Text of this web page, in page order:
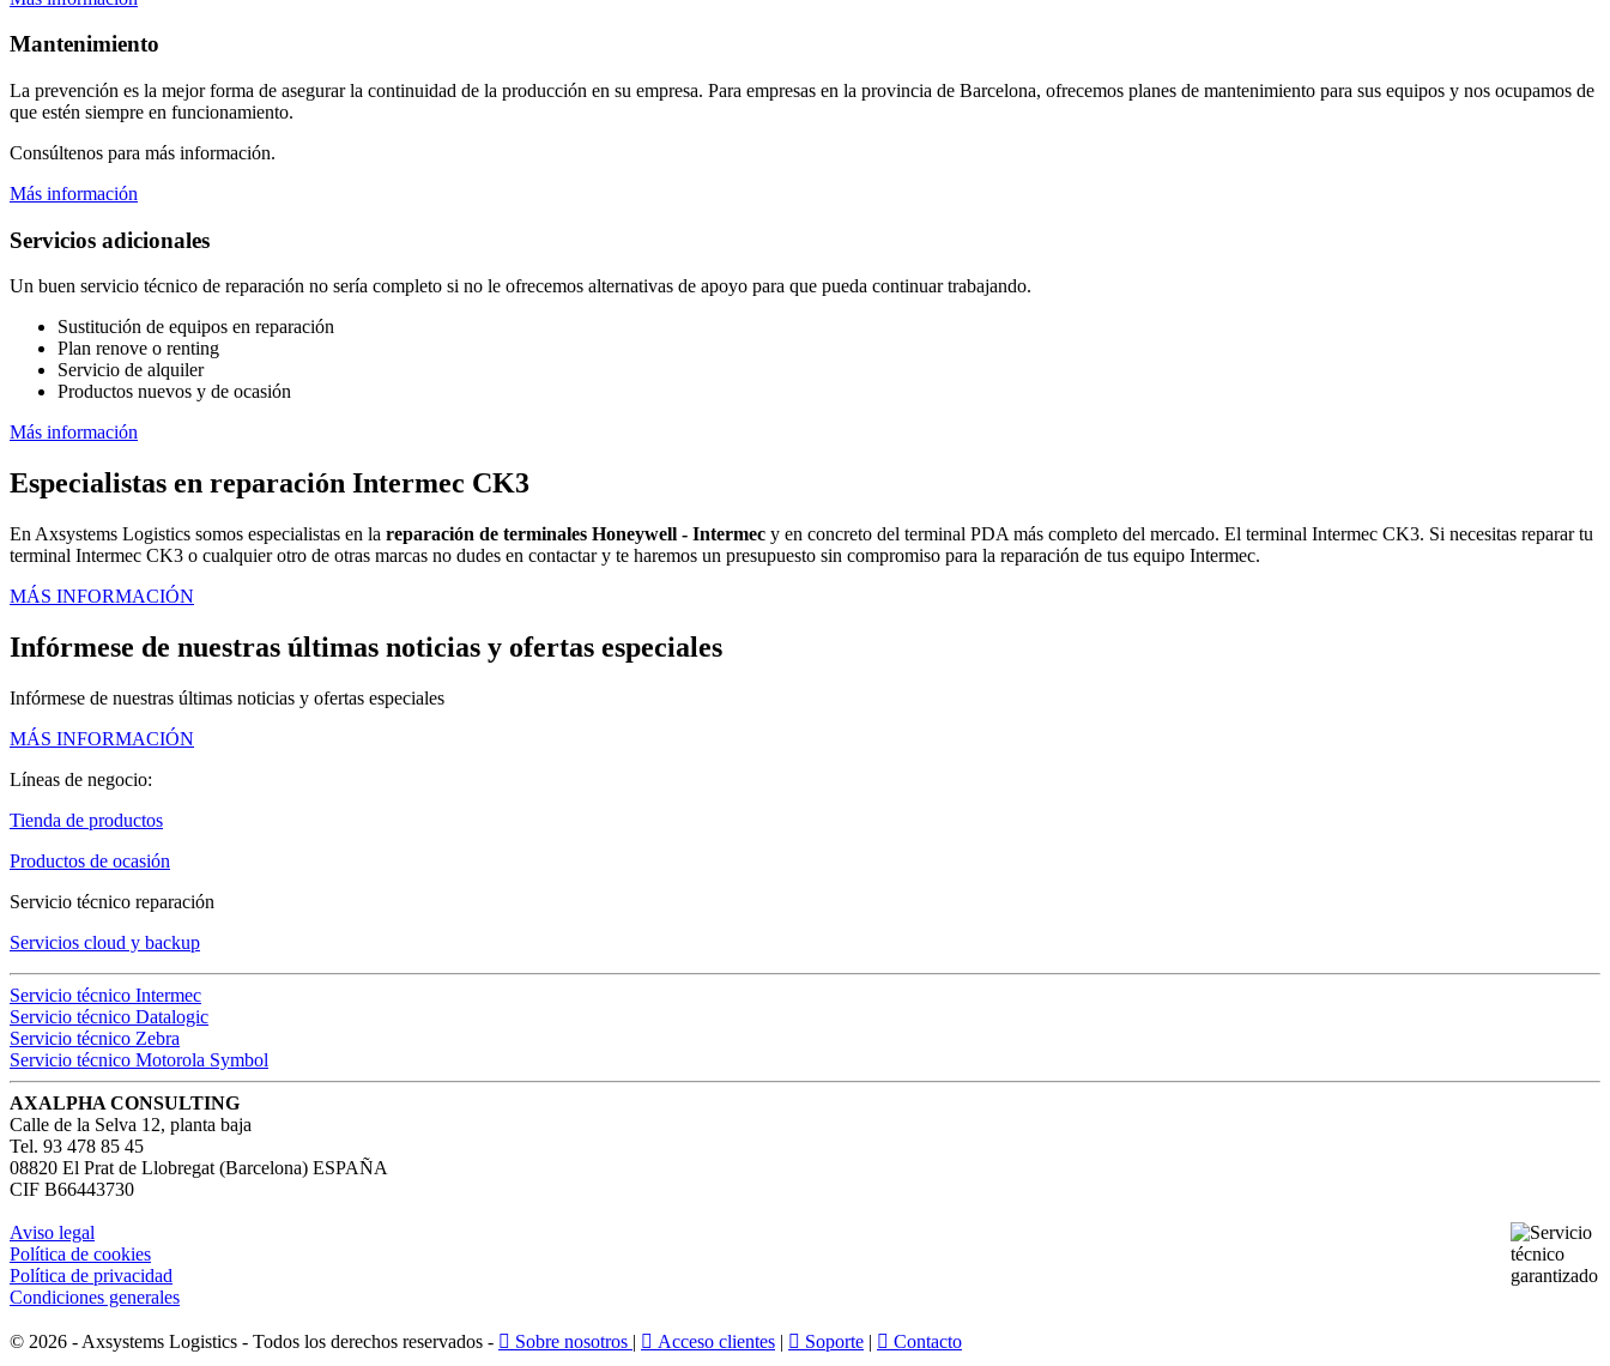
Mantenimiento
La prevención es la mejor forma de asegurar la continuidad de la producción en su empresa. Para empresas en la provincia de Barcelona, ofrecemos planes de mantenimiento para sus equipos y nos ocupamos de
que estén siempre en funcionamiento.
Consúltenos para más información.
Más información
Servicios adicionales
Un buen servicio técnico de reparación no sería completo si no le ofrecemos alternativas de apoyo para que pueda continuar trabajando.
Sustitución de equipos en reparación
Plan renove o renting
Servicio de alquiler
Productos nuevos y de ocasión
Más información
Especialistas en reparación Intermec CK3
En Axsystems Logistics somos especialistas en la reparación de terminales Honeywell - Intermec y en concreto del terminal PDA más completo del mercado. El terminal Intermec CK3. Si necesitas reparar tu
terminal Intermec CK3 o cualquier otro de otras marcas no dudes en contactar y te haremos un presupuesto sin compromiso para la reparación de tus equipo Intermec.
MÁS INFORMACIÓN
Infórmese de nuestras últimas noticias y ofertas especiales
Infórmese de nuestras últimas noticias y ofertas especiales
MÁS INFORMACIÓN
Líneas de negocio:
Tienda de productos
Productos de ocasión
Servicio técnico reparación
Servicios cloud y backup
Servicio técnico Intermec
Servicio técnico Datalogic
Servicio técnico Zebra
Servicio técnico Motorola Symbol
AXALPHA CONSULTING
Calle de la Selva 12, planta baja
Tel. 93 478 85 45
08820 El Prat de Llobregat (Barcelona) ESPAÑA
CIF B66443730
Aviso legal
Política de cookies
Política de privacidad
Condiciones generales
© 2026 - Axsystems Logistics - Todos los derechos reservados -  Sobre nosotros |  Acceso clientes |  Soporte |  Contacto